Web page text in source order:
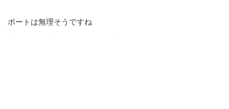
ボートは無理そうですね